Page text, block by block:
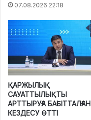
07.08.2026 22:18
ҚАРЖЫЛЫҚ
САУАТТЫЛЫҚТЫ
АРТТЫРУҒА БАҒЫТТАЛҒАН
КЕЗДЕСУ ӨТТІ